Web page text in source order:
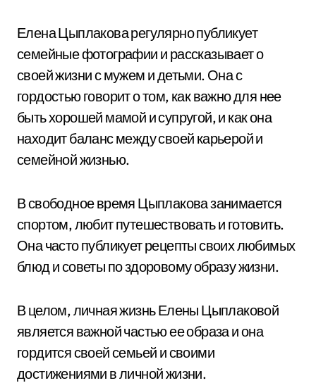
Елена Цыплакова регулярно публикует
семейные фотографии и рассказывает о
своей жизни с мужем и детьми. Она с
гордостью говорит о том, как важно для нее
быть хорошей мамой и супругой, и как она
находит баланс между своей карьерой и
семейной жизнью.
В свободное время Цыплакова занимается
спортом, любит путешествовать и готовить.
Она часто публикует рецепты своих любимых
блюд и советы по здоровому образу жизни.
В целом, личная жизнь Елены Цыплаковой
является важной частью ее образа и она
гордится своей семьей и своими
достижениями в личной жизни.